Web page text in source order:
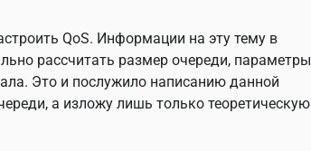
QoS. Информации на эту тему в
рассчитать размер очереди, параметры
Это и послужило написанию данной
а изложу лишь только теоретическую